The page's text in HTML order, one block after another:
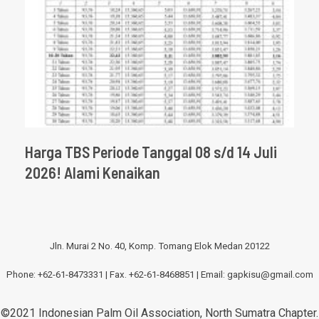
Harga TBS Periode Tanggal 08 s/d 14 Juli
2026! Alami Kenaikan
Jln. Murai 2 No. 40, Komp. Tomang Elok Medan 20122
Phone: +62-61-8473331 | Fax. +62-61-8468851 | Email: gapkisu@gmail.com
©2021 Indonesian Palm Oil Association, North Sumatra Chapter.